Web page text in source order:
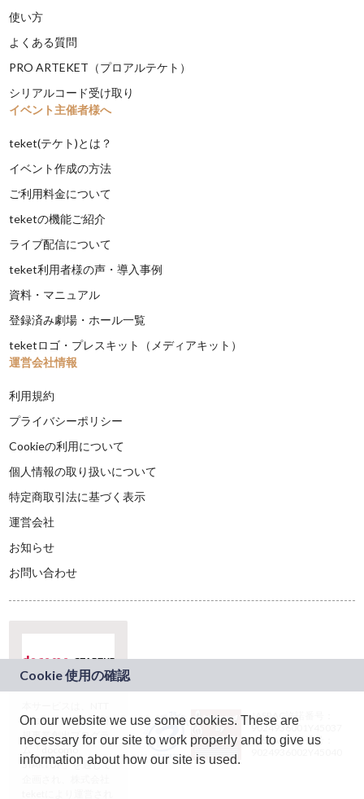
使い方
よくある質問
PRO ARTEKET（プロアルテケト）
シリアルコード受け取り
イベント主催者様へ
teket(テケト)とは？
イベント作成の方法
ご利用料金について
teketの機能ご紹介
ライブ配信について
teket利用者様の声・導入事例
資料・マニュアル
登録済み劇場・ホール一覧
teketロゴ・プレスキット（メディアキット）
運営会社情報
利用規約
プライバシーポリシー
Cookieの利用について
個人情報の取り扱いについて
特定商取引法に基づく表示
運営会社
お知らせ
お問い合わせ
ドコモグループの新
規事業創出プログラ
ム「docomo
STARTUP」を通じて
JASRAC許諾番号：
9024936001Y45037
JASRAC許諾番号：
On our website we use some cookies. These are
necessary for our site to work properly and to give us
information about how our site is used.